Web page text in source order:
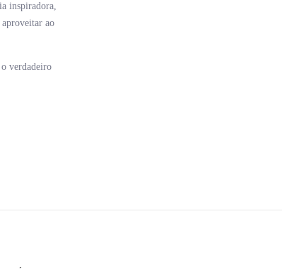
inspiradora,
ao
verdadeiro